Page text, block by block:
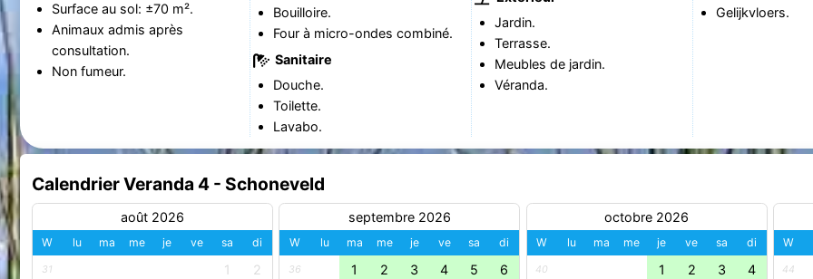
Surface au sol: ±70 m².
Animaux admis après
consultation.
Non fumeur.
Bouilloire.
Four à micro-ondes combiné.
Sanitaire
Douche.
Toilette.
Lavabo.
Jardin.
Terrasse.
Meubles de jardin.
Véranda.
Gelijkvloers.
Calendrier Veranda 4 - Schoneveld
août 2026
W lu ma me je ve sa di
31 1 2
septembre 2026
W lu ma me je ve sa di
36 1 2 3 4 5 6
octobre 2026
W lu ma me je ve sa di
40 1 2 3 4
W
44